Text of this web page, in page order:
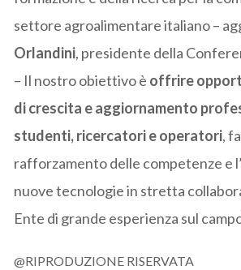
settore agroalimentare italiano –
Orlandini, presidente della
– Il nostro obiettivo è offrire
di crescita e aggiornamento
studenti, ricercatori e operatori,
rafforzamento delle competenze e
nuove tecnologie in stretta
Ente di grande esperienza sul
@RIPRODUZIONE RISERVATA